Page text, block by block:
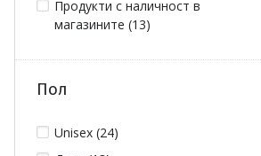
Продукти с наличност в
магазините (13)
Пол
Unisex (24)